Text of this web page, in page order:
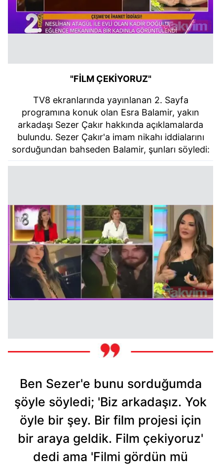
"FİLM ÇEKİYORUZ"
TV8 ekranlarında yayınlanan 2. Sayfa
programına konuk olan Esra Balamir, yakın
arkadaşı Sezer Çakır hakkında açıklamalarda
bulundu. Sezer Çakır'a imam nikahı iddialarını
sorduğundan bahseden Balamir, şunları söyledi:
Ben Sezer'e bunu sorduğumda
şöyle söyledi; 'Biz arkadaşız. Yok
öyle bir şey. Bir film projesi için
bir araya geldik. Film çekiyoruz'
dedi ama 'Filmi gördün mü